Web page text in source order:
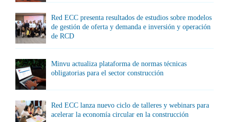
Red ECC presenta resultados de estudios sobre modelos
de gestión de oferta y demanda e inversión y operación
de RCD
Minvu actualiza plataforma de normas técnicas
obligatorias para el sector construcción
Red ECC lanza nuevo ciclo de talleres y webinars para
acelerar la economía circular en la construcción